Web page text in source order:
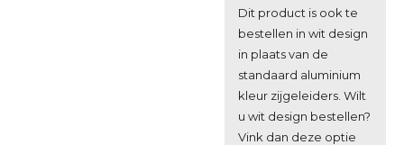
Dit product is ook te
bestellen in wit design
in plaats van de
standaard aluminium
kleur zijgeleiders. Wilt
u wit design bestellen?
Vink dan deze optie